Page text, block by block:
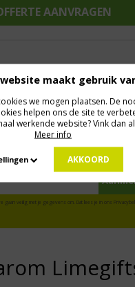
orginele Giveaways Direct
Op maat gemaakt Meer dan
JE AAN VOOR ONZE NIEUWSBRIEF
van deals en een dosis inspiratie!
gaan veilig met je gegevens om. Dat lees je in ons
maakt gebruik
we mogen plaatsen. De
helpen ons de site te
werkende website? Vink dan
Meer info
AKKOORD